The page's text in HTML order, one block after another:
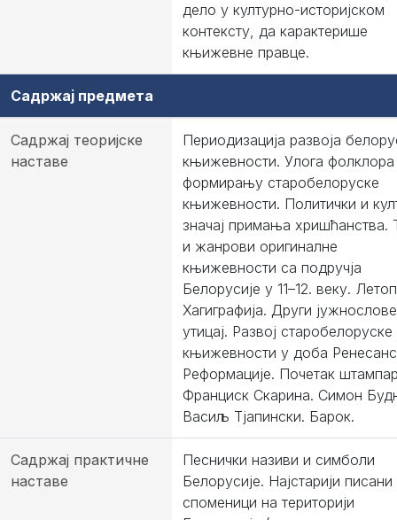
дело у културно-историјском
контексту, да карактерише
књижевне правце.
Садржај предмета
Садржај теоријске
наставе
Периодизација развоја
књижевности. Улога
формирању старобелоруске
књижевности. Политички и
значај примања хришћанства.
и жанрови оригиналне
књижевности са подручја
Белорусије у 11–12. веку.
Хагиграфија. Други
утицај. Развој старобелоруске
књижевности у доба
Реформације. Почетак
Франциск Скарина. Симон
Васиљ Тјапински. Барок.
Садржај практичне
наставе
Песнички називи и симболи
Белорусије. Најстарији писани
споменици на територији